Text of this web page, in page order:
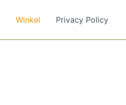
Winkel Privacy Policy